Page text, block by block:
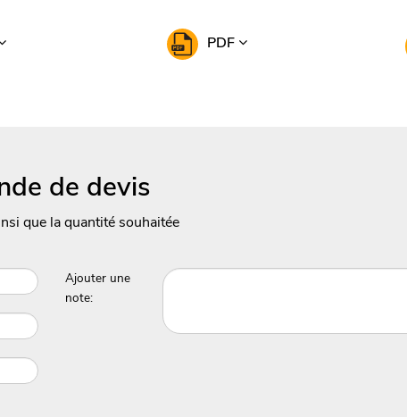
PDF
de devis
que la quantité souhaitée
Ajouter une
note: